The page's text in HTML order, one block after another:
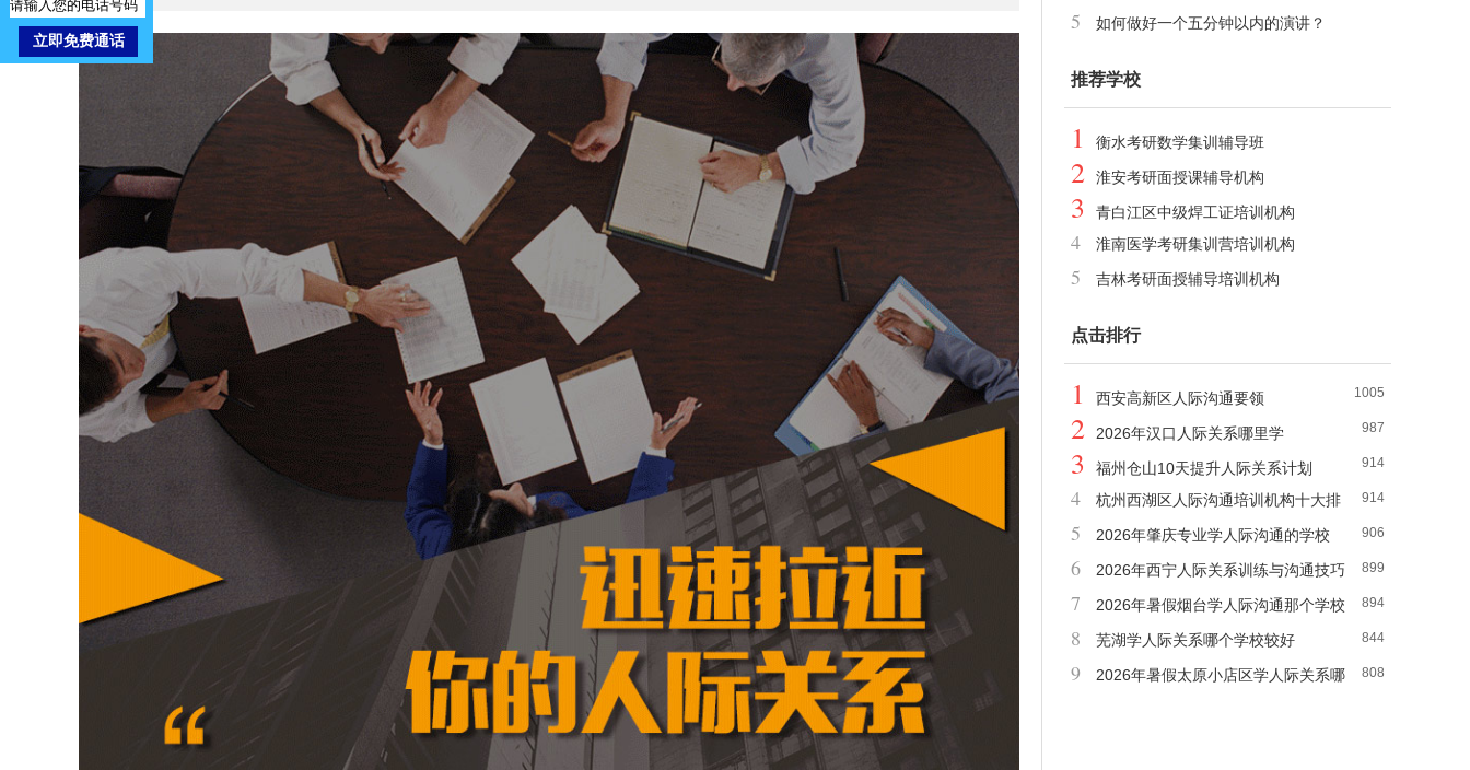
5 如何做好一个五分钟以内的演讲？
推荐学校
1 衡水考研数学集训辅导班
2 淮安考研面授课辅导机构
3 青白江区中级焊工证培训机构
4 淮南医学考研集训营培训机构
5 吉林考研面授辅导培训机构
点击排行
1005
1 西安高新区人际沟通要领
987
2 2026年汉口人际关系哪里学
914
3 福州仓山10天提升人际关系计划
914
4
杭州西湖区人际沟通培训机构十大排
名
906
5 2026年肇庆专业学人际沟通的学校
899
6 2026年西宁人际关系训练与沟通技巧
894
7
2026年暑假烟台学人际沟通那个学校
好
844
8 芜湖学人际关系哪个学校较好
808
9
2026年暑假太原小店区学人际关系哪